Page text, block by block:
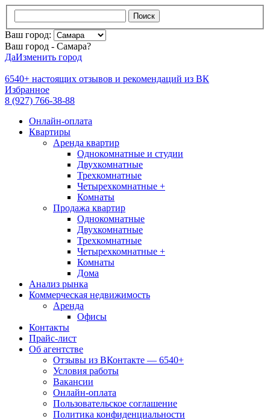
Поиск
Ваш город:
Ваш город - Самара?
ДаИзменить город
6540+ настоящих отзывов и рекомендаций из ВК
Избранное
8 (927) 766-38-88
Онлайн-оплата
Квартиры
Аренда квартир
Однокомнатные и студии
Двухкомнатные
Трехкомнатные
Четырехкомнатные +
Комнаты
Продажа квартир
Однокомнатные
Двухкомнатные
Трехкомнатные
Четырехкомнатные +
Комнаты
Дома
Анализ рынка
Коммерческая недвижимость
Аренда
Офисы
Контакты
Прайс-лист
Об агентстве
Отзывы из ВКонтакте — 6540+
Условия работы
Вакансии
Онлайн-оплата
Пользовательское соглашение
Политика конфиденциальности